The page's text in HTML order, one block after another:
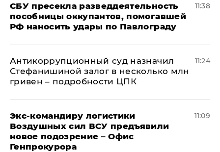
СБУ пресекла разведдеятельность
пособницы оккупантов, помогавшей
РФ наносить удары по Павлограду
11:38
Антикоррупционный суд назначил
Стефанишиной залог в несколько млн
гривен – подробности ЦПК
11:24
Экс-командиру логистики
Воздушных сил ВСУ предъявили
новое подозрение – Офис
Генпрокурора
11:09